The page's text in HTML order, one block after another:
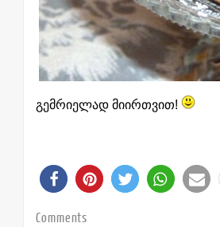
გემრიელად მიირთვით!
Comments